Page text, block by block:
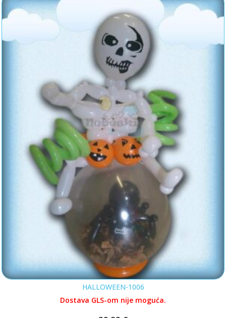
HALLOWEEN-1006
Dostava GLS-om nije moguća.